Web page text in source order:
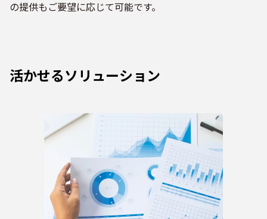
の提供もご要望に応じて可能です。
活かせるソリューション